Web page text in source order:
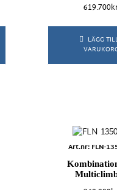
619.700
LÄGG
Art.nr: FLN-